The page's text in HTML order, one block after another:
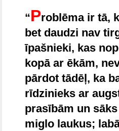
“Problēma ir tā,
bet daudzi nav
īpašnieki, kas
kopā ar ēkām,
pārdot tādēļ, ka
rīdzinieks ar
prasībām un
miglo laukus;